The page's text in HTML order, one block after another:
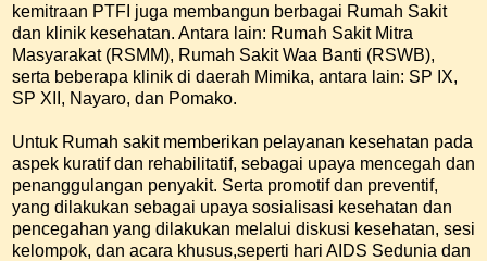
kemitraan PTFI juga membangun berbagai Rumah Sakit
dan klinik kesehatan. Antara lain: Rumah Sakit Mitra
Masyarakat (RSMM), Rumah Sakit Waa Banti (RSWB),
serta beberapa klinik di daerah Mimika, antara lain: SP IX,
SP XII, Nayaro, dan Pomako.
Untuk Rumah sakit memberikan pelayanan kesehatan pada
aspek kuratif dan rehabilitatif, sebagai upaya mencegah dan
penanggulangan penyakit. Serta promotif dan preventif,
yang dilakukan sebagai upaya sosialisasi kesehatan dan
pencegahan yang dilakukan melalui diskusi kesehatan, sesi
kelompok, dan acara khusus,seperti hari AIDS Sedunia dan